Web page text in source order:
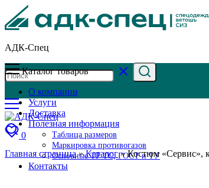
АДК-Спец
0
Каталог товаров
О компании
Услуги
Доставка
Полезная информация
Таблица размеров
Маркировка противогазов
Основные ТР ТС, ГОСТ и ТУ
Контакты
Главная страница»Каталог»Костюм «Сервис»,